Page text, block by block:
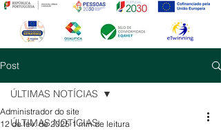
Post
ÚLTIMAS NOTÍCIAS
ÚLTIMAS NOTÍCIAS
Administrador do site
12 de fev. de 2025 1 min de leitura